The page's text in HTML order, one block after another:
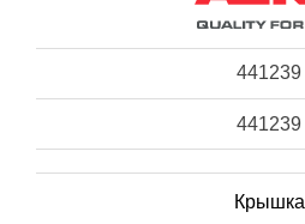
441239
441239
Крышка